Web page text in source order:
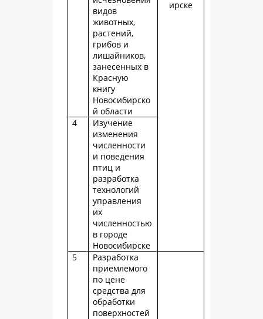
ирске
видов
животных,
растений,
грибов и
лишайников,
занесенных в
Красную
книгу
Новосибирско
й области
4
Изучение
изменения
численности
и поведения
птиц и
разработка
технологий
управления
их
численностью
в городе
Новосибирске
5
Разработка
приемлемого
по цене
средства для
обработки
поверхностей